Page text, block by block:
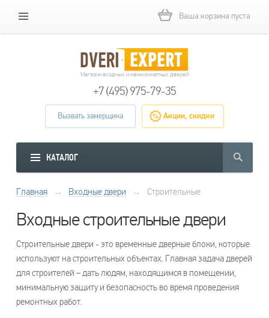
Ваша корзина пуста
Магазин входных и межкомнатных дверей
+7 (495) 975-79-35
Вызвать замерщика Акции, скидки
КАТАЛОГ
Главная → Входные двери → Строительные
Входные строительные двери
Строительные двери - это временные дверные блоки, которые
используют на строительных объектах. Главная задача дверей
для строителей – дать людям, находящимся в помещении,
минимальную защиту и безопасность во время проведения
ремонтных работ.